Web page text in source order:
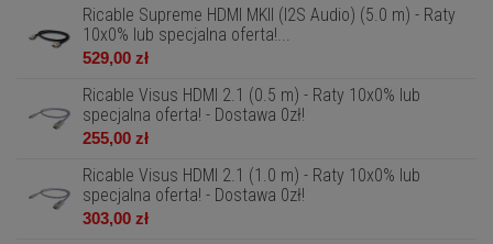
Ricable Supreme HDMI MKII (I2S Audio) (5.0 m) - Raty
10x0% lub specjalna oferta!...
529,00 zł
Ricable Visus HDMI 2.1 (0.5 m) - Raty 10x0% lub
specjalna oferta! - Dostawa 0zł!
255,00 zł
Ricable Visus HDMI 2.1 (1.0 m) - Raty 10x0% lub
specjalna oferta! - Dostawa 0zł!
303,00 zł